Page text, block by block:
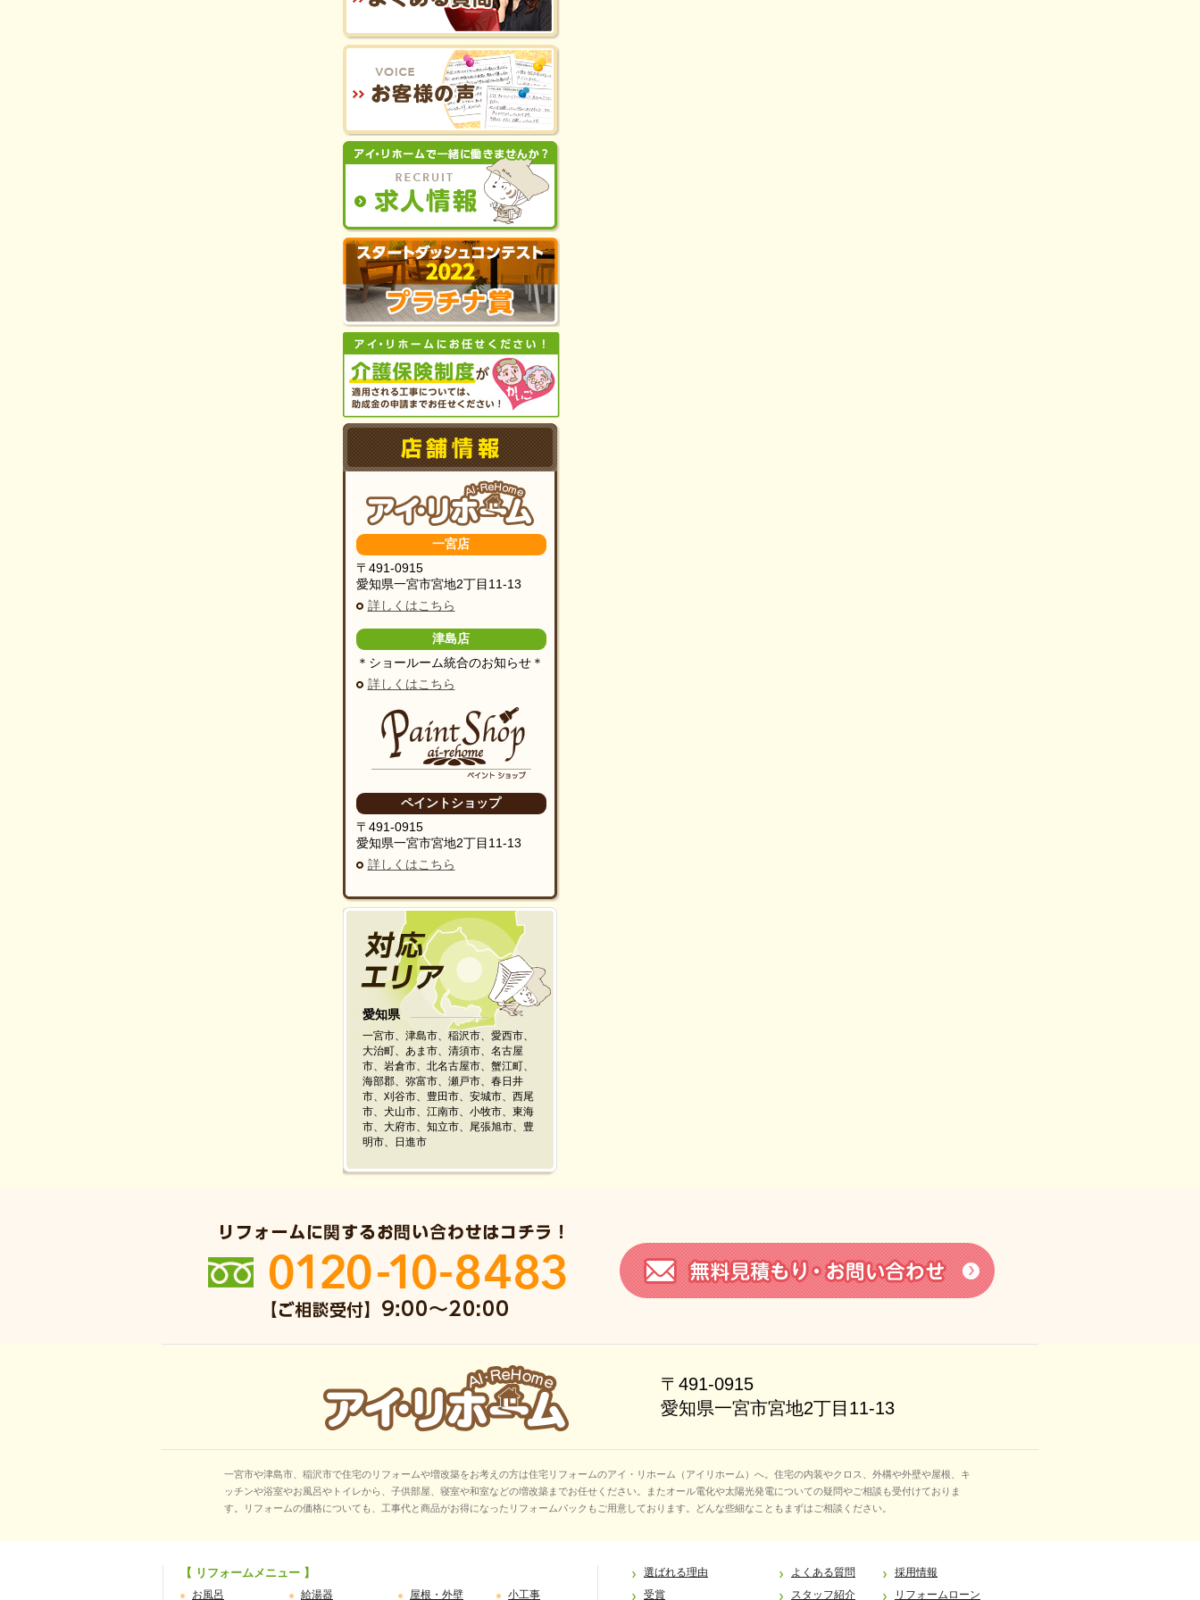
一宮店
〒491-0915
愛知県一宮市宮地2丁目11-13
詳しくはこちら
津島店
＊ショールーム統合のお知らせ＊
詳しくはこちら
ペイントショップ
〒491-0915
愛知県一宮市宮地2丁目11-13
詳しくはこちら
愛知県
一宮市、津島市、稲沢市、愛西市、
大治町、あま市、清須市、名古屋
市、岩倉市、北名古屋市、蟹江町、
海部郡、弥富市、瀬戸市、春日井
市、刈谷市、豊田市、安城市、西尾
市、犬山市、江南市、小牧市、東海
市、大府市、知立市、尾張旭市、豊
明市、日進市
〒491-0915
愛知県一宮市宮地2丁目11-13
一宮市や津島市、稲沢市で住宅のリフォームや増改築をお考えの方は住宅リフォームのアイ・リホーム（アイリホーム）へ。住宅の内装やクロス、外構や外壁や屋根、キ
ッチンや浴室やお風呂やトイレから、子供部屋、寝室や和室などの増改築までお任せください。またオール電化や太陽光発電についての疑問やご相談も受付けておりま
す。リフォームの価格についても、工事代と商品がお得になったリフォームパックもご用意しております。どんな些細なこともまずはご相談ください。
【 リフォームメニュー 】
お風呂 給湯器 屋根・外壁 小工事
選ばれる理由
受賞
よくある質問
スタッフ紹介
採用情報
リフォームローン